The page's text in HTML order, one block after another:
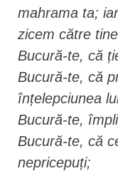
mahrama ta;
zicem către
Bucură-te, că
Bucură-te, că
înțelepciunea
Bucură-te,
Bucură-te, că
nepricepuți;